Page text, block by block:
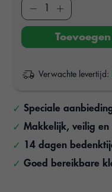
Verwachte levertijd:
Speciale
Makkelijk, veilig
14 dagen
Goed bereikbare